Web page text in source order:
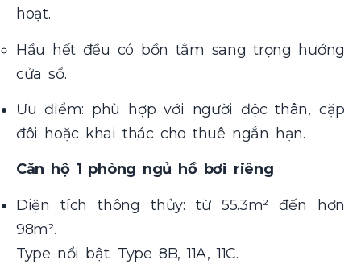
hoạt.
Hầu hết đều có bồn tắm sang trọng hướng
cửa sổ.
Ưu điểm: phù hợp với người độc thân, cặp
đôi hoặc khai thác cho thuê ngắn hạn.
Căn hộ 1 phòng ngủ hồ bơi riêng
Diện tích thông thủy: từ 55.3m² đến hơn
98m².
Type nổi bật: Type 8B, 11A, 11C.